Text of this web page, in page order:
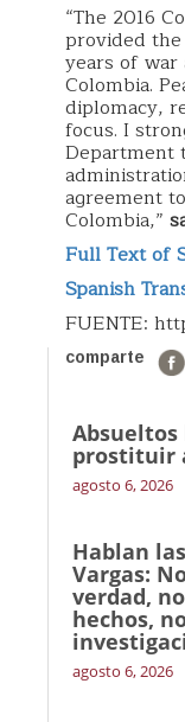
“The 2016
provided
years of war
Colombia.
diplomacy,
focus. I
Department
agreement
Colombia,”
Full Text of
Spanish
FUENTE:
comparte
Absueltos
prostituir
agosto 6, 2026
Hablan
Vargas:
verdad,
hechos,
agosto 6, 2026